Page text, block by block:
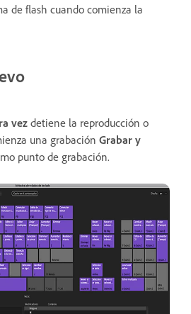
de flash cuando comienza la
vezdetiene la reproducción o
una grabación Grabar y
punto de grabación.